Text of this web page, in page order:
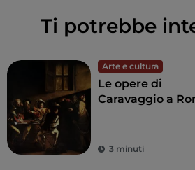
Ti potrebbe
Arte e cultura
Le opere di
Caravaggio a
3 minuti